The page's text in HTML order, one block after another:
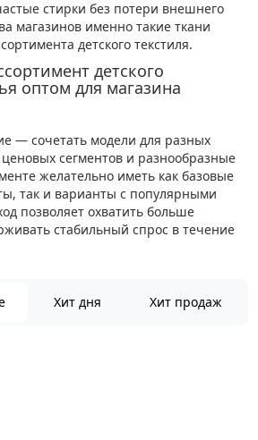
стирки без потери внешнего
магазинов именно такие ткани
детского текстиля.
детского
оптом для магазина
— сочетать модели для разных
ценовых сегментов и разнообразные
желательно иметь как базовые
так и варианты с популярными
позволяет охватить больше
стабильный спрос в течение
Хит дня Хит продаж